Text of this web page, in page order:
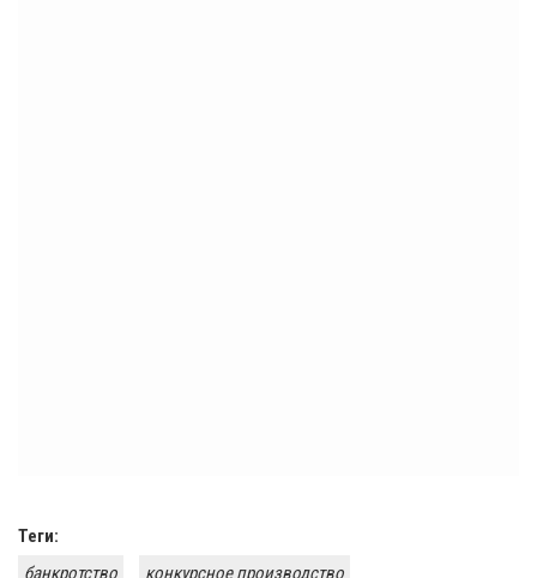
Теги:
банкротство
конкурсное производство